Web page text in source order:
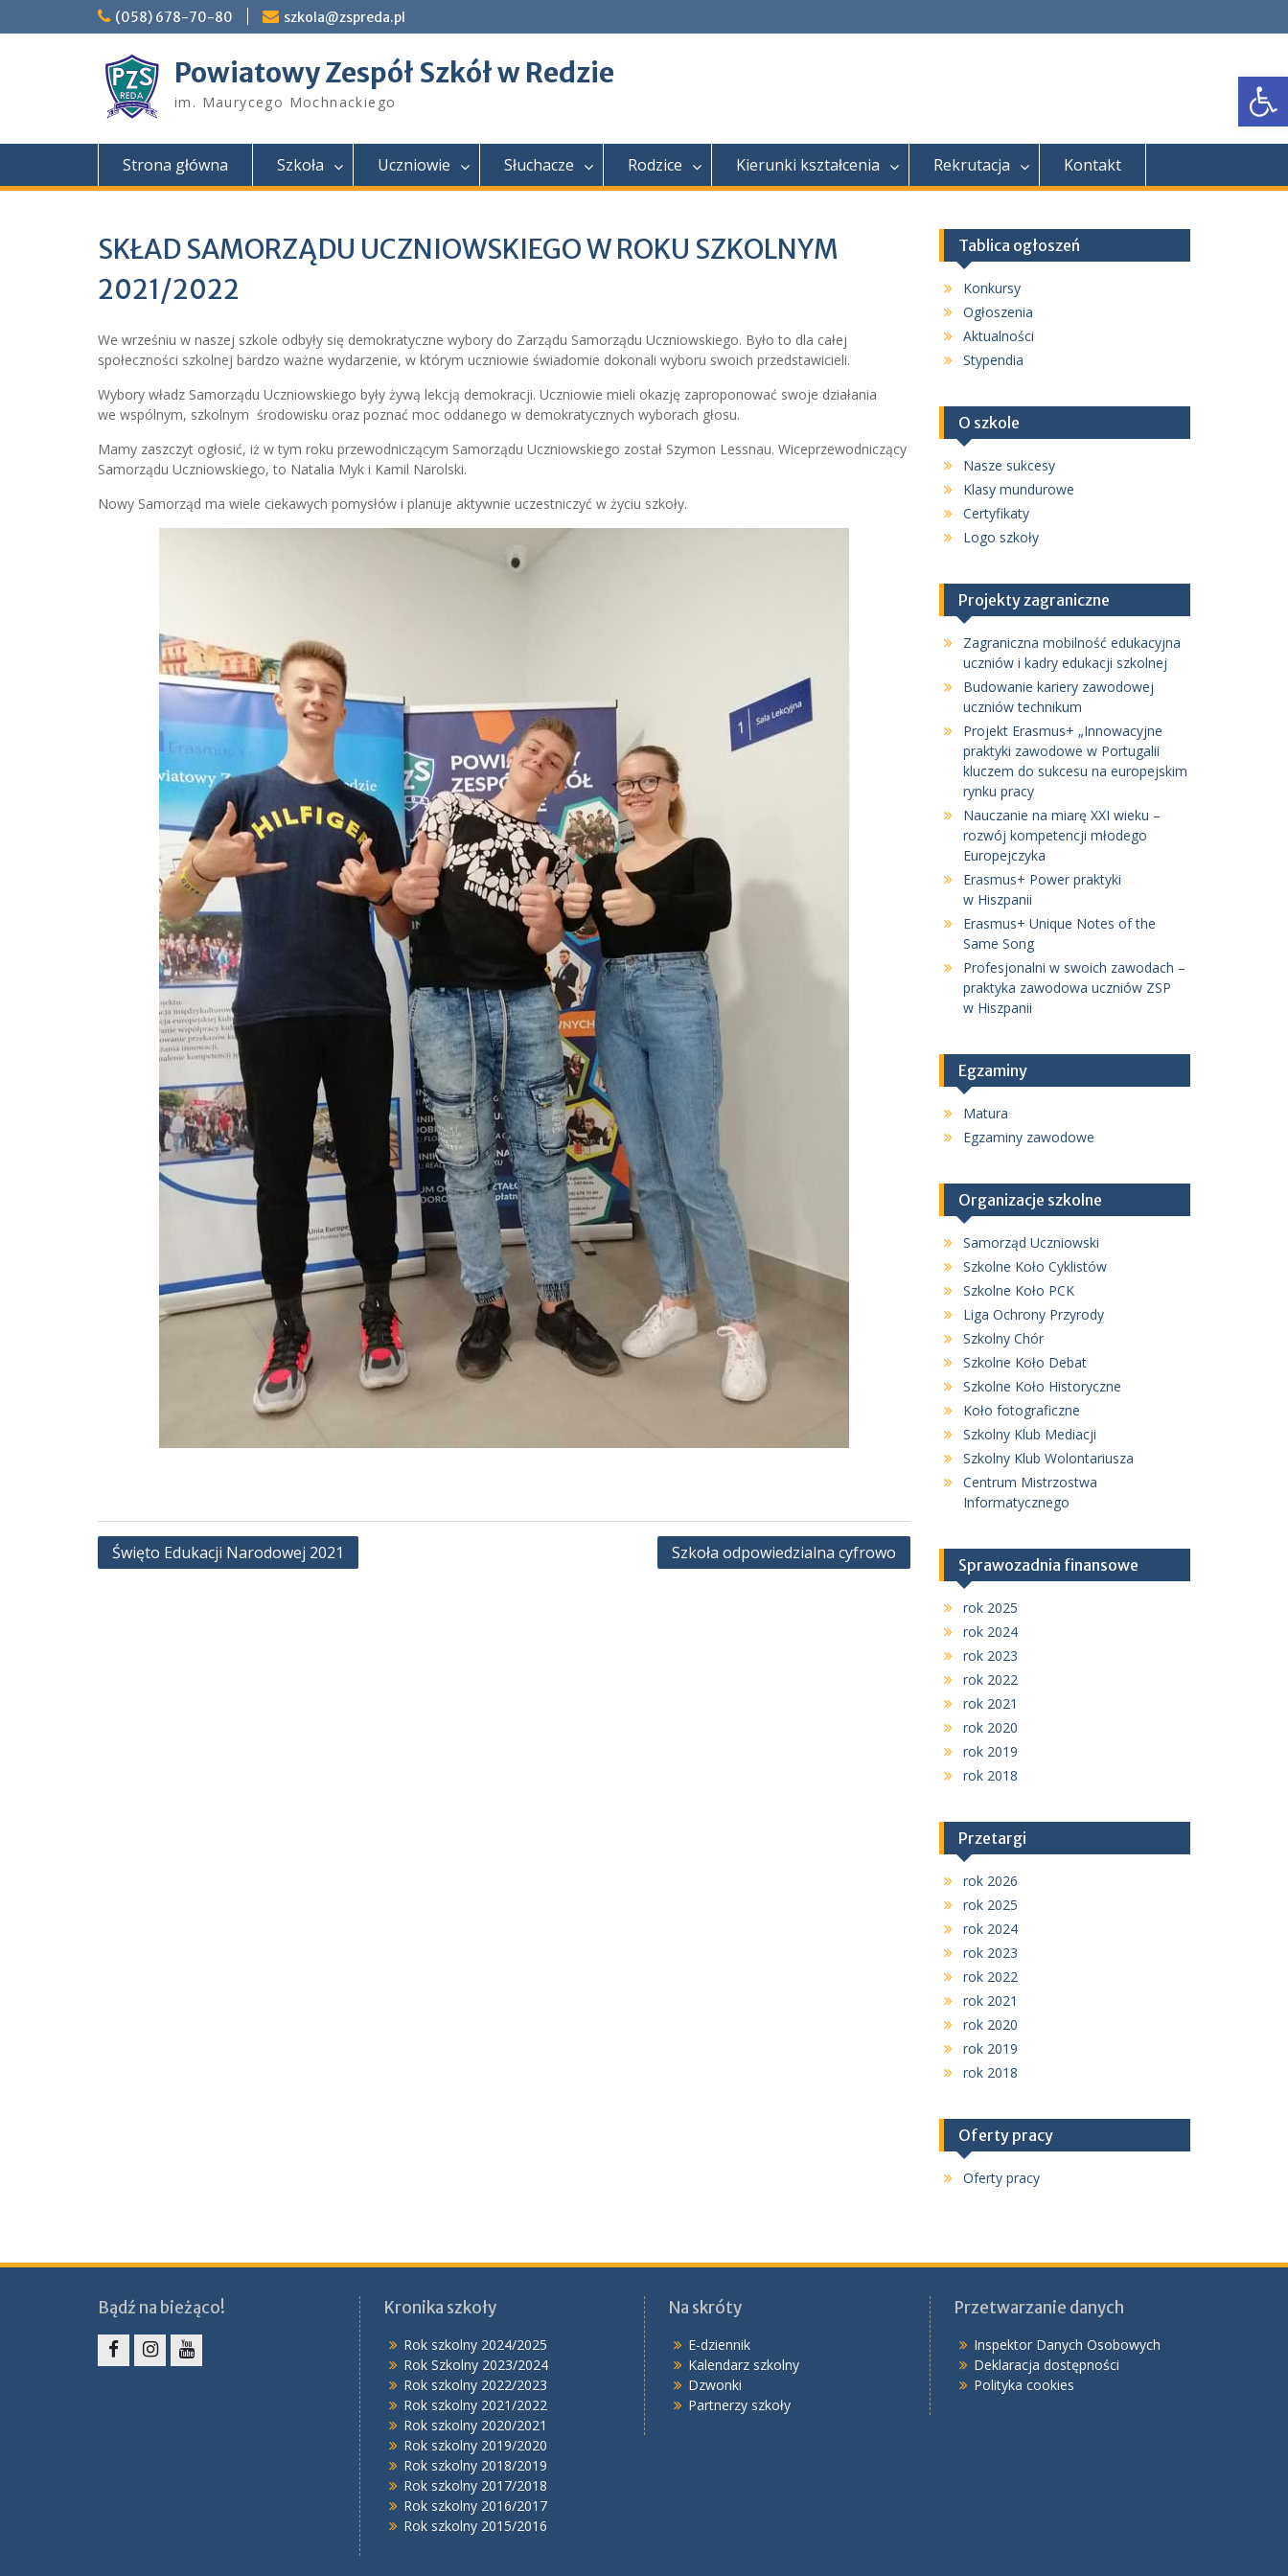
to
(058) 678-70-80 szkola@zspreda.pl
Powiatowy Zespół Szkół w Redzie
im. Maurycego Mochnackiego
Strona główna Szkoła Uczniowie Słuchacze Rodzice Kierunki kształcenia Rekrutacja Kontakt
SKŁAD SAMORZĄDU UCZNIOWSKIEGO W ROKU SZKOLNYM
2021/2022
We wrześniu w naszej szkole odbyły się demokratyczne wybory do Zarządu Samorządu Uczniowskiego. Było to dla całej
społeczności szkolnej bardzo ważne wydarzenie, w którym uczniowie świadomie dokonali wyboru swoich przedstawicieli.
Wybory władz Samorządu Uczniowskiego były żywą lekcją demokracji. Uczniowie mieli okazję zaproponować swoje działania
we wspólnym, szkolnym środowisku oraz poznać moc oddanego w demokratycznych wyborach głosu.
Mamy zaszczyt ogłosić, iż w tym roku przewodniczącym Samorządu Uczniowskiego został Szymon Lessnau. Wiceprzewodniczący
Samorządu Uczniowskiego, to Natalia Myk i Kamil Narolski.
Nowy Samorząd ma wiele ciekawych pomysłów i planuje aktywnie uczestniczyć w życiu szkoły.
Nawigacja
Święto Edukacji Narodowej 2021 Szkoła odpowiedzialna cyfrowo
Tablica ogłoszeń
Konkursy
Ogłoszenia
Aktualności
Stypendia
O szkole
Nasze sukcesy
Klasy mundurowe
Certyfikaty
Logo szkoły
Projekty zagraniczne
Zagraniczna mobilność edukacyjna
uczniów i kadry edukacji szkolnej
Budowanie kariery zawodowej
uczniów technikum
Projekt Erasmus+ „Innowacyjne
praktyki zawodowe w Portugalii
kluczem do sukcesu na europejskim
rynku pracy
Nauczanie na miarę XXI wieku –
rozwój kompetencji młodego
Europejczyka
Erasmus+ Power praktyki
w Hiszpanii
Erasmus+ Unique Notes of the
Same Song
Profesjonalni w swoich zawodach –
praktyka zawodowa uczniów ZSP
w Hiszpanii
Egzaminy
Matura
Egzaminy zawodowe
Organizacje szkolne
Samorząd Uczniowski
Szkolne Koło Cyklistów
Szkolne Koło PCK
Liga Ochrony Przyrody
Szkolny Chór
Szkolne Koło Debat
Szkolne Koło Historyczne
Koło fotograficzne
Szkolny Klub Mediacji
Szkolny Klub Wolontariusza
Centrum Mistrzostwa
Informatycznego
Sprawozadnia finansowe
rok 2025
rok 2024
rok 2023
rok 2022
rok 2021
rok 2020
rok 2019
rok 2018
Przetargi
rok 2026
rok 2025
rok 2024
rok 2023
rok 2022
rok 2021
rok 2020
rok 2019
rok 2018
Oferty pracy
Oferty pracy
Bądź na bieżąco! Kronika szkoły
Rok szkolny 2024/2025
Rok Szkolny 2023/2024
Rok szkolny 2022/2023
Rok szkolny 2021/2022
Rok szkolny 2020/2021
Rok szkolny 2019/2020
Rok szkolny 2018/2019
Rok szkolny 2017/2018
Rok szkolny 2016/2017
Rok szkolny 2015/2016
Na skróty
E-dziennik
Kalendarz szkolny
Dzwonki
Partnerzy szkoły
Przetwarzanie danych
Inspektor Danych Osobowych
Deklaracja dostępności
Polityka cookies